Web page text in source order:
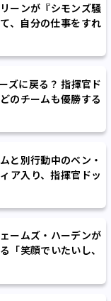
ーンが『シモンズ騒
、自分の仕事をすれ
ズに戻る？ 指揮官ド
のチームも優勝する
と別行動中のベン・
ア入り、指揮官ドッ
らいたい」
ームズ・ハーデンが
「笑顔でいたいし、
が良い」